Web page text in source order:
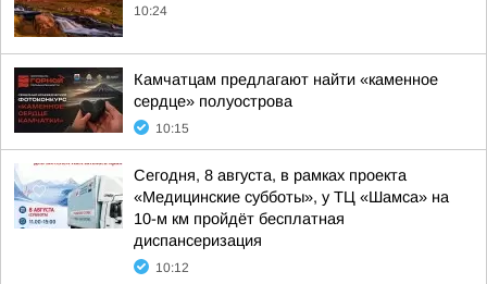
10:24
Камчатцам предлагают найти «каменное
сердце» полуострова
10:15
Сегодня, 8 августа, в рамках проекта
«Медицинские субботы», у ТЦ «Шамса» на
10-м км пройдёт бесплатная
диспансеризация
10:12